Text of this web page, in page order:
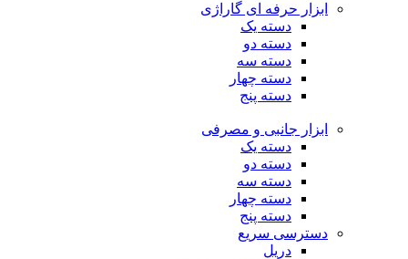
ابزار حرفه ای گاراژی
دسته یک
دسته دو
دسته سه
دسته چهار
دسته پنج
ابزار جانبی و مصرفی
دسته یک
دسته دو
دسته سه
دسته چهار
دسته پنج
دسترسی سریع
دریل